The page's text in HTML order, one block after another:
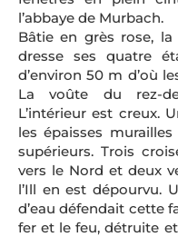
l’abbaye de Murbach.
Bâtie en grès rose,
dresse ses quatre
d’environ 50 m d’où
La voûte du rez-
L’intérieur est creux.
les épaisses
supérieurs. Trois
vers le Nord et deux
l’Ill en est dépourvu.
d’eau défendait cette
fer et le feu, détruite